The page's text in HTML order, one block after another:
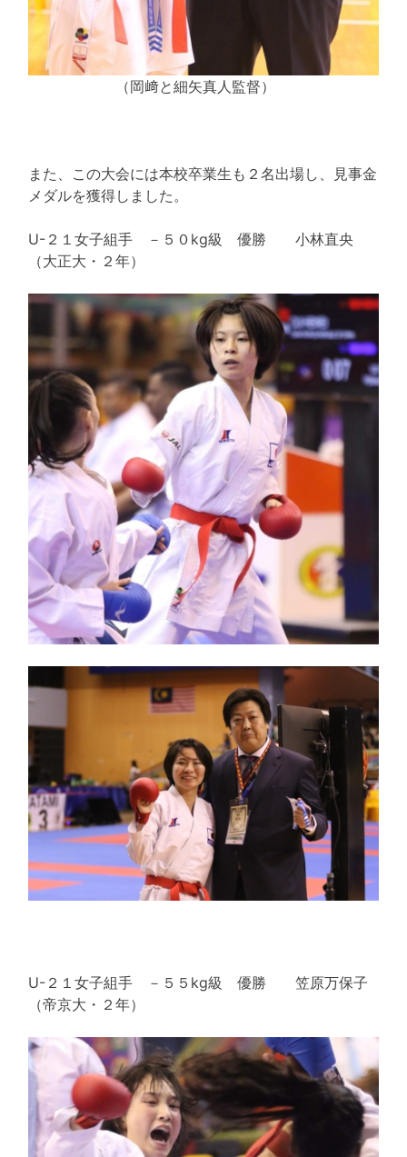
（岡﨑と細矢真人監督）
また、この大会には本校卒業生も２名出場し、見事金
メダルを獲得しました。
U-２１女子組手 －５０kg級 優勝 小林直央
（大正大・２年）
U-２１女子組手 －５５kg級 優勝 笠原万保子
（帝京大・２年）